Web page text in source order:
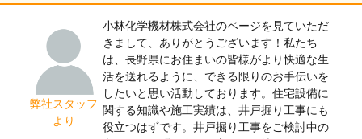
弊社スタッフ
より
小林化学機材株式会社のページを見ていただ
きまして、ありがとうございます！私たち
は、長野県にお住まいの皆様がより快適な生
活を送れるように、できる限りのお手伝いを
したいと思い活動しております。住宅設備に
関する知識や施工実績は、井戸掘り工事にも
役立つはずです。井戸掘り工事をご検討中の